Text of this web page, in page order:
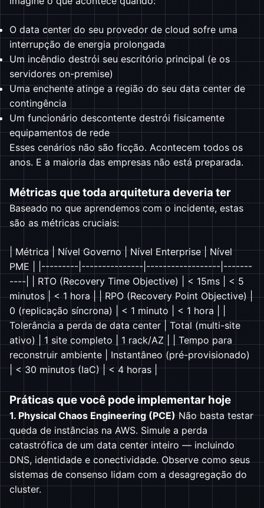
O data center do seu provedor de cloud sofre uma
interrupção de energia prolongada
Um incêndio destrói seu escritório principal (e os
servidores on-premise)
Uma enchente atinge a região do seu data center de
contingência
Um funcionário descontente destrói fisicamente
equipamentos de rede
Esses cenários não são ficção. Acontecem todos os
anos. E a maioria das empresas não está preparada.
Métricas que toda arquitetura deveria ter
Baseado no que aprendemos com o incidente, estas
são as métricas cruciais:
| Métrica | Nível Governo | Nível Enterprise | Nível
PME | |---------|---------------|------------------|-------
----| | RTO (Recovery Time Objective) | < 15ms | < 5
minutos | < 1 hora | | RPO (Recovery Point Objective) |
0 (replicação síncrona) | < 1 minuto | < 1 hora | |
Tolerância a perda de data center | Total (multi-site
ativo) | 1 site completo | 1 rack/AZ | | Tempo para
reconstruir ambiente | Instantâneo (pré-provisionado)
| < 30 minutos (IaC) | < 4 horas |
Práticas que você pode implementar hoje
1. Physical Chaos Engineering (PCE)Não basta testar
queda de instâncias na AWS. Simule a perda
catastrófica de um data center inteiro — incluindo
DNS, identidade e conectividade. Observe como seus
sistemas de consenso lidam com a desagregação do
cluster.